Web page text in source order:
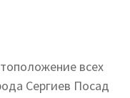
всех
Сергиев Посад